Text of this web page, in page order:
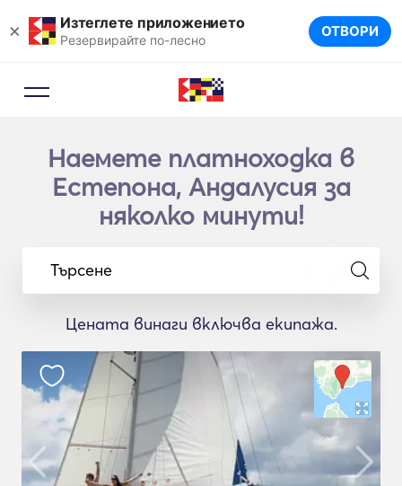
× Изтеглете приложението
Резервирайте по-лесно ОТВОРИ
Наемете платноходка в
Естепона, Андалусия за
няколко минути!
Търсене
Цената винаги включва екипажа.